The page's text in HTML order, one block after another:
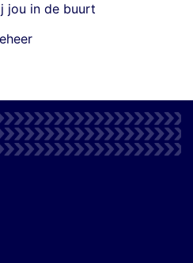
jou in de buurt